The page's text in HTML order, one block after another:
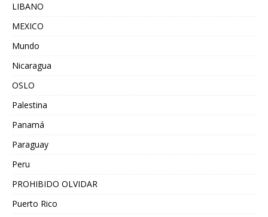
LIBANO
MEXICO
Mundo
Nicaragua
OSLO
Palestina
Panamá
Paraguay
Peru
PROHIBIDO OLVIDAR
Puerto Rico